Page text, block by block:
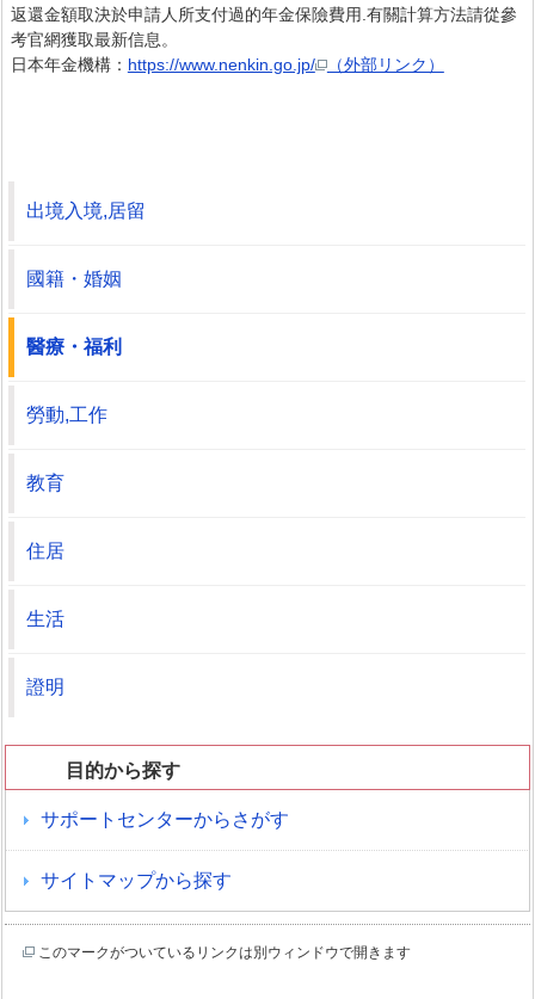
返還金額取決於申請人所支付過的年金保險費用.有關計算方法請從參
考官網獲取最新信息。
日本年金機構： https://www.nenkin.go.jp/ （外部リンク）
出境入境,居留
國籍・婚姻
醫療・福利
勞動,工作
教育
住居
生活
證明
目的から探す
サポートセンターからさがす
サイトマップから探す
このマークがついているリンクは別ウィンドウで開きます